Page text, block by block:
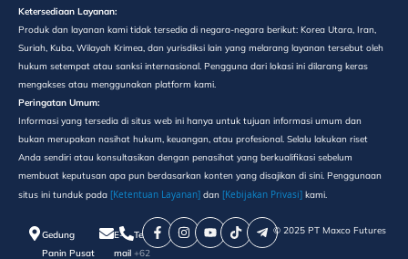
Ketersediaan Layanan:
Produk dan layanan kami tidak tersedia di negara-negara berikut: Korea Utara, Iran,
Suriah, Kuba, Wilayah Krimea, dan yurisdiksi lain yang melarang layanan tersebut oleh
hukum setempat atau sanksi internasional. Pengguna dari lokasi ini dilarang keras
mengakses atau menggunakan platform kami.
Peringatan Umum:
Informasi yang tersedia di situs web ini hanya untuk tujuan informasi umum dan
bukan merupakan nasihat hukum, keuangan, atau profesional. Selalu lakukan riset
Anda sendiri atau konsultasikan dengan penasihat yang berkualifikasi sebelum
membuat keputusan apa pun berdasarkan konten yang disajikan di sini. Penggunaan
situs ini tunduk pada [Ketentuan Layanan] dan [Kebijakan Privasi] kami.
Gedung
Panin Pusat
E-
mail
Telepon
+62
©️ 2025 PT Maxco Futures